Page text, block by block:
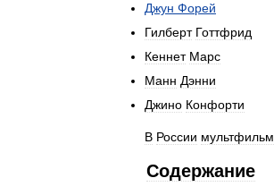
Джун Форей
Гилберт Готтфрид
Кеннет Марс
Манн Дэнни
Джино Конфорти
В России мультфильм
Содержание